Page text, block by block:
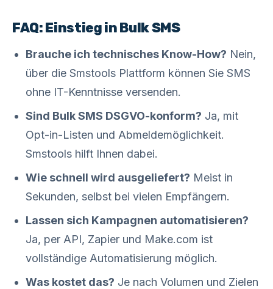
FAQ: Einstieg in Bulk SMS
Brauche ich technisches Know-How? Nein,
über die Smstools Plattform können Sie SMS
ohne IT-Kenntnisse versenden.
Sind Bulk SMS DSGVO-konform? Ja, mit
Opt-in-Listen und Abmeldemöglichkeit.
Smstools hilft Ihnen dabei.
Wie schnell wird ausgeliefert? Meist in
Sekunden, selbst bei vielen Empfängern.
Lassen sich Kampagnen automatisieren?
Ja, per API, Zapier und Make.com ist
vollständige Automatisierung möglich.
Was kostet das? Je nach Volumen und Zielen